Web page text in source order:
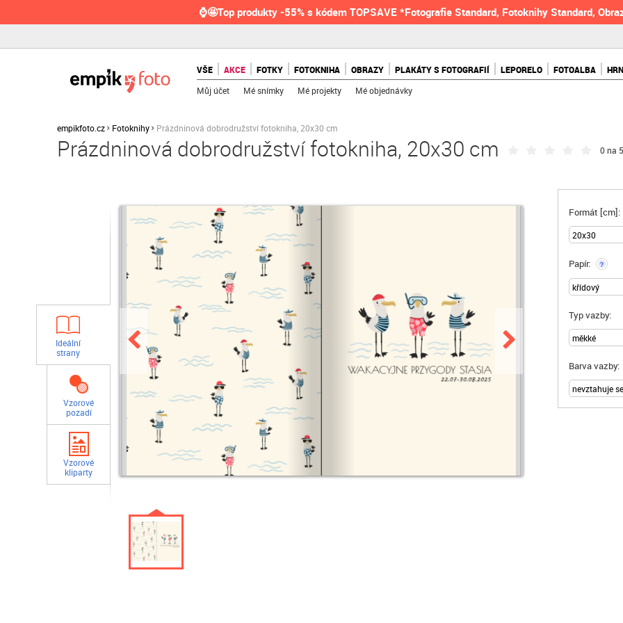
⌚🤩Top produkty -55% s kódem TOPSAVE *Fotografie Standard, Fotoknihy Standard,
VŠE AKCE FOTKY FOTOKNIHA OBRAZY PLAKÁTY S FOTOGRAFIÍ LEPORELO FOTOALBA
Můj účet Mé snímky Mé projekty Mé objednávky
empikfoto.cz Fotoknihy Prázdninová dobrodružství fotokniha, 20x30 cm
Prázdninová dobrodružství fotokniha, 20x30 cm 0 na
Ideální
strany
Vzorové
pozadí
Vzorové
kliparty
Formát [cm]:
Papír: ?
Typ vazby:
Barva vazby: